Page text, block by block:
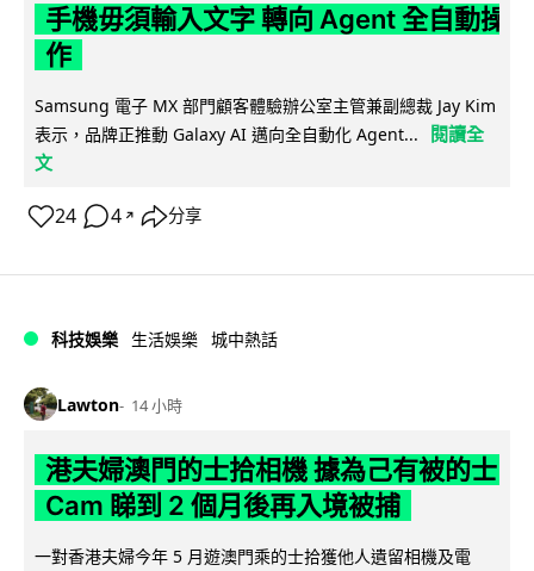
手機毋須輸入文字 轉向 Agent 全自動操
作
Samsung 電子 MX 部門顧客體驗辦公室主管兼副總裁 Jay Kim
表示，品牌正推動 Galaxy AI 邁向全自動化 Agent...
閱讀全
文
24 4 ↗ 分享
科技娛樂 生活娛樂 城中熱話
Lawton 14 小時
港夫婦澳門的士拾相機 據為己有被的士
Cam 睇到 2 個月後再入境被捕
一對香港夫婦今年 5 月遊澳門乘的士拾獲他人遺留相機及電